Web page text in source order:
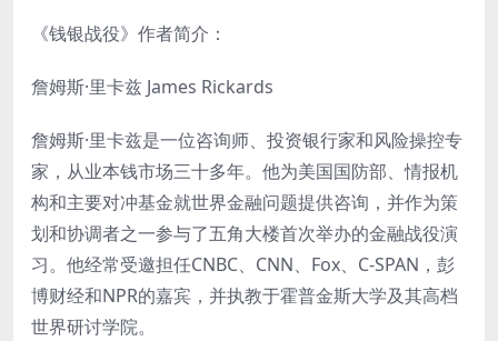
《钱银战役》作者简介：
詹姆斯·里卡兹 James Rickards
詹姆斯·里卡兹是一位咨询师、投资银行家和风险操控专
家，从业本钱市场三十多年。他为美国国防部、情报机
构和主要对冲基金就世界金融问题提供咨询，并作为策
划和协调者之一参与了五角大楼首次举办的金融战役演
习。他经常受邀担任CNBC、CNN、Fox、C-SPAN，彭
博财经和NPR的嘉宾，并执教于霍普金斯大学及其高档
世界研讨学院。